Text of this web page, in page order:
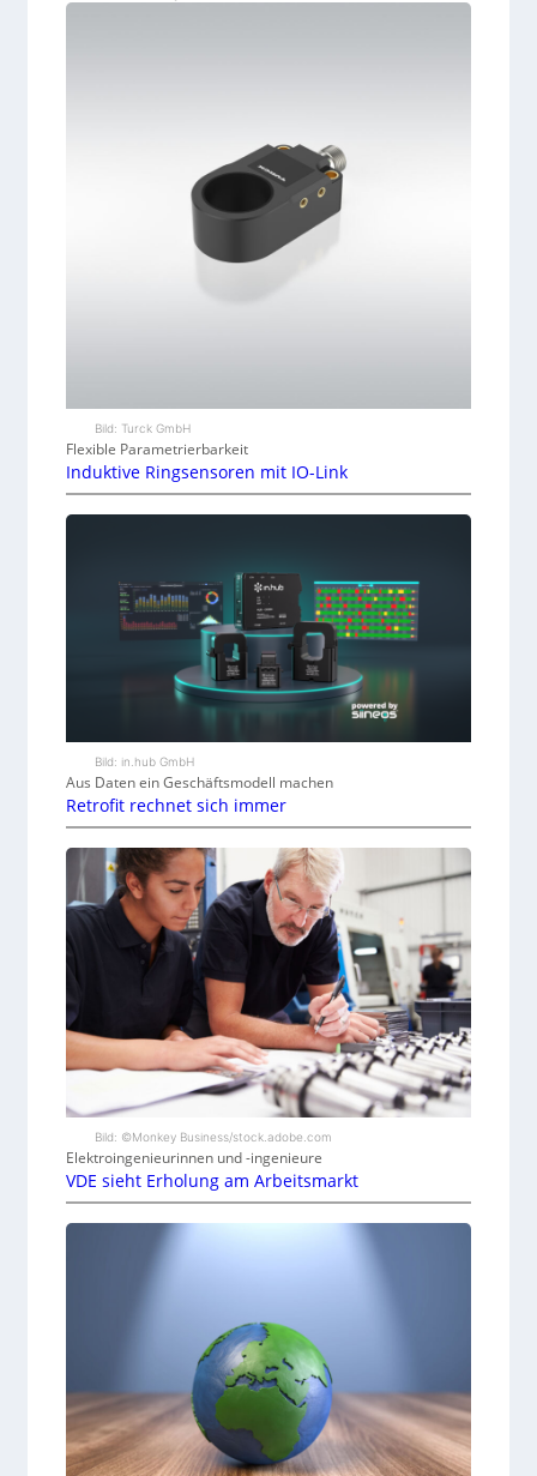
Bild: Turck GmbH
Flexible Parametrierbarkeit
Induktive Ringsensoren mit IO-Link
Bild: in.hub GmbH
Aus Daten ein Geschäftsmodell machen
Retrofit rechnet sich immer
Bild: ©Monkey Business/stock.adobe.com
Elektroingenieurinnen und -ingenieure
VDE sieht Erholung am Arbeitsmarkt